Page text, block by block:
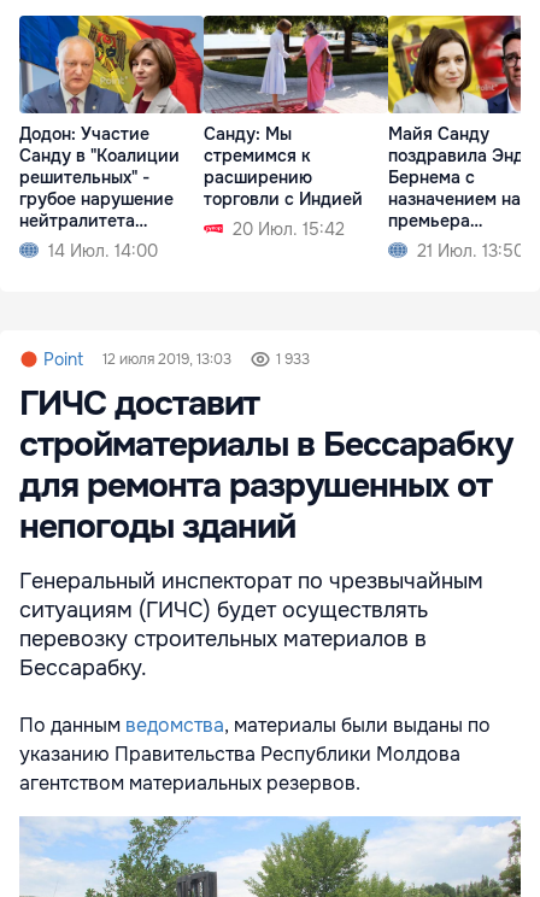
Додон: Участие
Санду в "Коалиции
решительных" -
грубое нарушение
нейтралитета
Молдовы
14 Июл. 14:00
Санду: Мы
стремимся к
расширению
торговли с Индией
20 Июл. 15:42
Майя Санду
поздравила Энди
Бернема с
назначением на
премьера
Великобритании
21 Июл. 13:50
Point 12 июля 2019, 13:03 1 933
ГИЧС доставит
стройматериалы в Бессарабку
для ремонта разрушенных от
непогоды зданий
Генеральный инспекторат по чрезвычайным
ситуациям (ГИЧС) будет осуществлять
перевозку строительных материалов в
Бессарабку.
По данным ведомства, материалы были выданы по
указанию Правительства Республики Молдова
агентством материальных резервов.